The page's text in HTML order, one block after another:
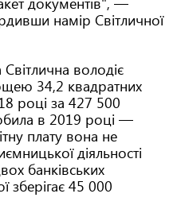
намір Світличної
володіє
34,2 квадратних
році за 427 500
в 2019 році —
плату вона не
діяльності
банківських
зберігає 45 000